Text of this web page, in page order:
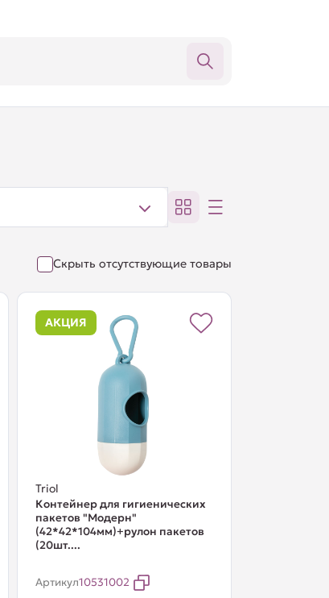
Скрыть отсутствующие товары
АКЦИЯ
Triol
Контейнер для гигиенических
пакетов "Модерн"
(42*42*104мм)+рулон пакетов
(20шт....
Артикул10531002